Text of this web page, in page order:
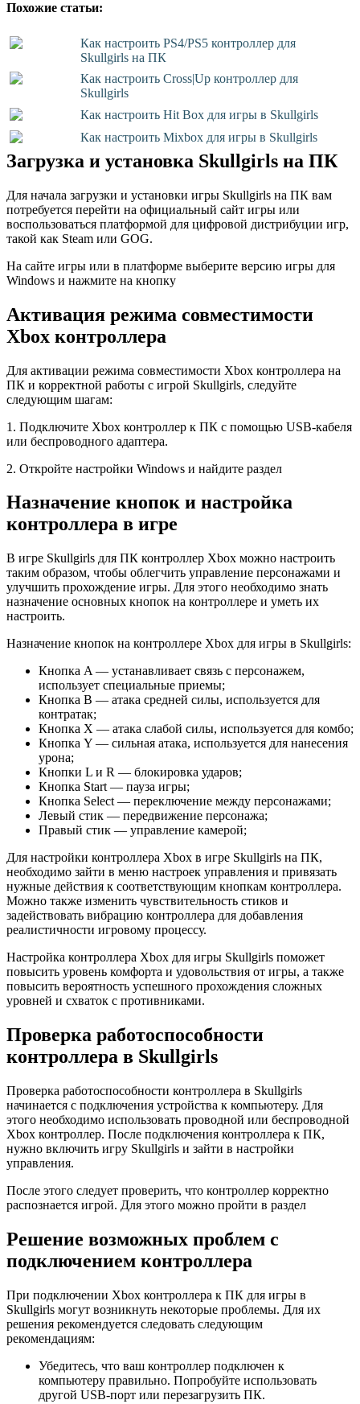
Похожие статьи:
Как настроить PS4/PS5 контроллер для
Skullgirls на ПК
Как настроить Cross|Up контроллер для
Skullgirls
Как настроить Hit Box для игры в Skullgirls
Как настроить Mixbox для игры в Skullgirls
Загрузка и установка Skullgirls на ПК
Для начала загрузки и установки игры Skullgirls на ПК вам
потребуется перейти на официальный сайт игры или
воспользоваться платформой для цифровой дистрибуции игр,
такой как Steam или GOG.
На сайте игры или в платформе выберите версию игры для
Windows и нажмите на кнопку
Активация режима совместимости
Xbox контроллера
Для активации режима совместимости Xbox контроллера на
ПК и корректной работы с игрой Skullgirls, следуйте
следующим шагам:
1. Подключите Xbox контроллер к ПК с помощью USB-кабеля
или беспроводного адаптера.
2. Откройте настройки Windows и найдите раздел
Назначение кнопок и настройка
контроллера в игре
В игре Skullgirls для ПК контроллер Xbox можно настроить
таким образом, чтобы облегчить управление персонажами и
улучшить прохождение игры. Для этого необходимо знать
назначение основных кнопок на контроллере и уметь их
настроить.
Назначение кнопок на контроллере Xbox для игры в Skullgirls:
Кнопка A — устанавливает связь с персонажем,
использует специальные приемы;
Кнопка B — атака средней силы, используется для
контратак;
Кнопка X — атака слабой силы, используется для комбо;
Кнопка Y — сильная атака, используется для нанесения
урона;
Кнопки L и R — блокировка ударов;
Кнопка Start — пауза игры;
Кнопка Select — переключение между персонажами;
Левый стик — передвижение персонажа;
Правый стик — управление камерой;
Для настройки контроллера Xbox в игре Skullgirls на ПК,
необходимо зайти в меню настроек управления и привязать
нужные действия к соответствующим кнопкам контроллера.
Можно также изменить чувствительность стиков и
задействовать вибрацию контроллера для добавления
реалистичности игровому процессу.
Настройка контроллера Xbox для игры Skullgirls поможет
повысить уровень комфорта и удовольствия от игры, а также
повысить вероятность успешного прохождения сложных
уровней и схваток с противниками.
Проверка работоспособности
контроллера в Skullgirls
Проверка работоспособности контроллера в Skullgirls
начинается с подключения устройства к компьютеру. Для
этого необходимо использовать проводной или беспроводной
Xbox контроллер. После подключения контроллера к ПК,
нужно включить игру Skullgirls и зайти в настройки
управления.
После этого следует проверить, что контроллер корректно
распознается игрой. Для этого можно пройти в раздел
Решение возможных проблем с
подключением контроллера
При подключении Xbox контроллера к ПК для игры в
Skullgirls могут возникнуть некоторые проблемы. Для их
решения рекомендуется следовать следующим
рекомендациям:
Убедитесь, что ваш контроллер подключен к
компьютеру правильно. Попробуйте использовать
другой USB-порт или перезагрузить ПК.